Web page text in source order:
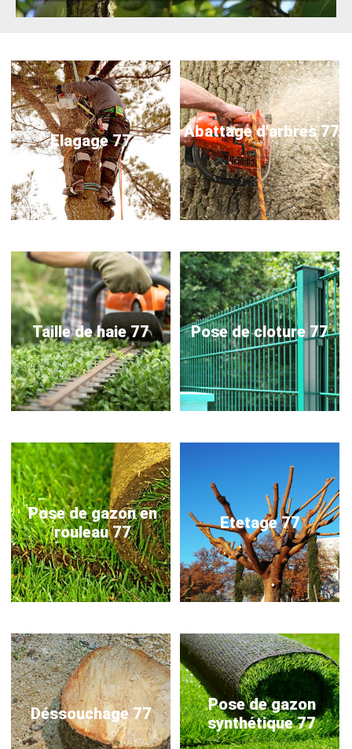
Elagage 77 Abattage d'arbres 77
Taille de haie 77 Pose de cloture 77
Pose de gazon en
rouleau 77
Etetage 77
Déssouchage 77
Pose de gazon
synthétique 77